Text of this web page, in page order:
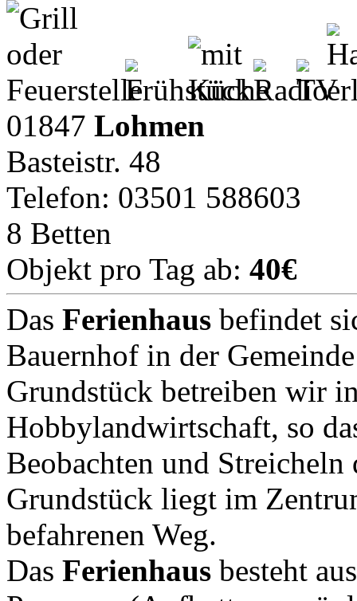
01847 Lohmen
Basteistr. 48
Telefon: 03501 588603
8 Betten
Objekt pro Tag ab: 40€
Das Ferienhaus befindet
Bauernhof in der
Grundstück betreiben wir
Hobbylandwirtschaft, so
Beobachten und Streicheln
Grundstück liegt im
befahrenen Weg.
Das Ferienhaus besteht